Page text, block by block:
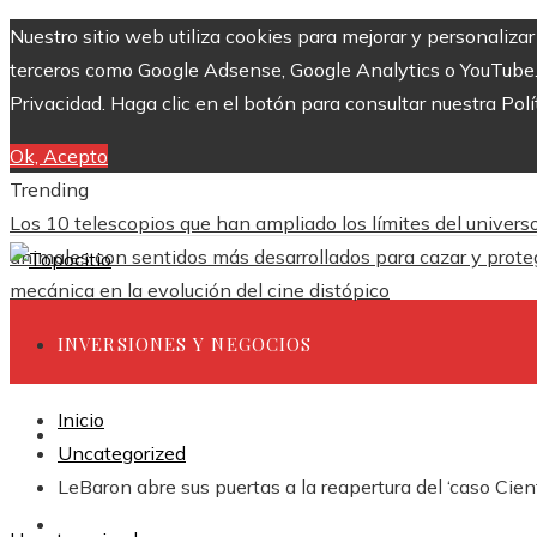
Nuestro sitio web utiliza cookies para mejorar y
terceros como Google Adsense, Google Analytics o
Privacidad. Haga clic en el botón para consultar nuestra
Ok, Acepto
Trending
Los 10 telescopios que han ampliado los límites del
animales con sentidos más desarrollados para cazar y
mecánica en la evolución del cine distópico
INVERSIONES Y NEGOCIOS
CIENCIA Y TECNOLOGÍA
Inicio
Uncategorized
LeBaron abre sus puertas a la reapertura del ‘caso